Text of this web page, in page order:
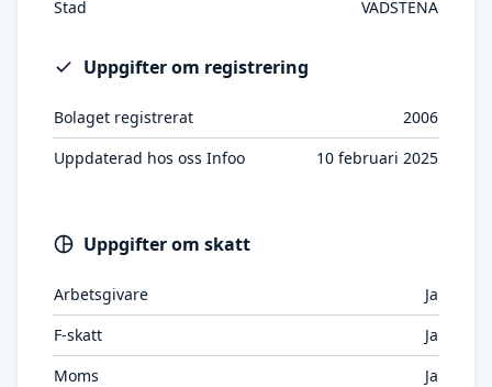
Stad
VADSTENA
Uppgifter om registrering
Bolaget registrerat
2006
Uppdaterad hos oss Infoo
10 februari 2025
Uppgifter om skatt
Arbetsgivare
Ja
F-skatt
Ja
Moms
Ja